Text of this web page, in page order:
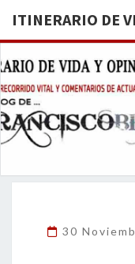
ITINERARIO DE
30